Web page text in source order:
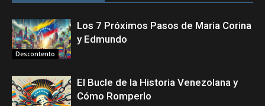
Descontento
Los 7 Próximos Pasos de Maria Corina
y Edmundo
El Bucle de la Historia Venezolana y
Cómo Romperlo